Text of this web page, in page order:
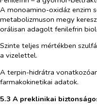
A monoamino-oxidáz enzim
metabolizmuson megy
orálisan adagolt fenilefrin
Szinte teljes mértékben
a vizelettel.
A terpin-hidrátra
farmakokinetikai adatok.
5.3 A preklinikai